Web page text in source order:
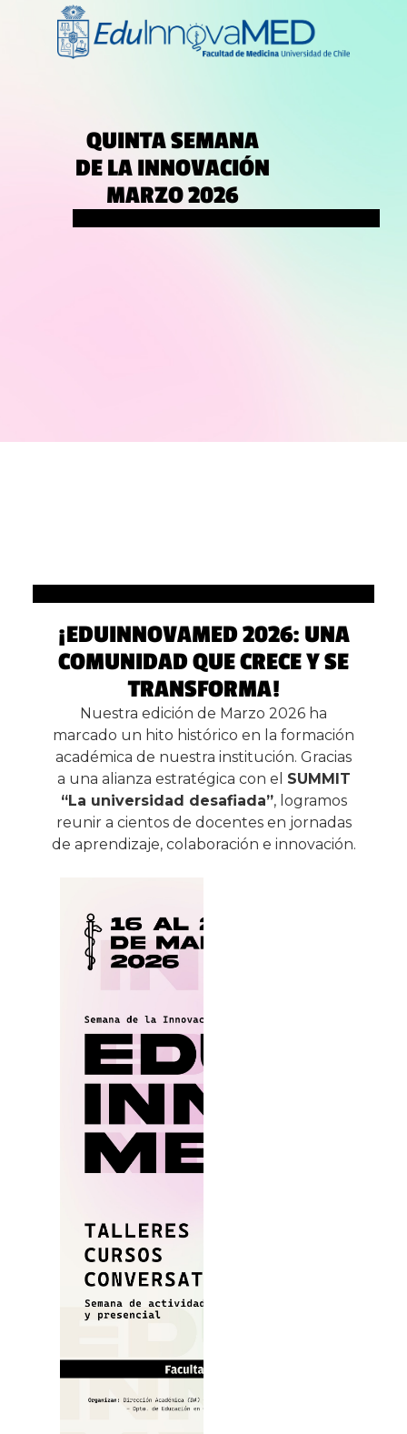
QUINTA SEMANA
DE LA INNOVACIÓN
MARZO 2026
¡EDUINNOVAMED 2026: UNA
COMUNIDAD QUE CRECE Y SE
TRANSFORMA!
Nuestra edición de Marzo 2026 ha
marcado un hito histórico en la formación
académica de nuestra institución. Gracias
a una alianza estratégica con el SUMMIT
“La universidad desafiada”, logramos
reunir a cientos de docentes en jornadas
de aprendizaje, colaboración e innovación.